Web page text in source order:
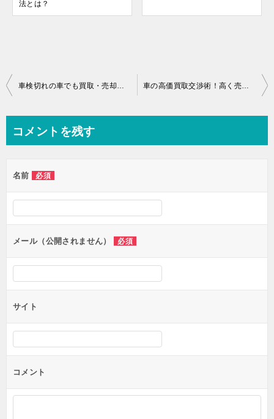
法とは？
投
ビ
ー
シ
ョ
ン
コメントを残す
名前 必須
メール（公開されません） 必須
サイト
コメント